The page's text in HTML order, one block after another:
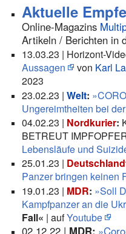
Aktuelle
Online-Magazins
Artikeln / Berichten in
13.03.23 | Horizont-
Aussagen
von Karl
2023
23.02.23 |Welt:
Ungereimtheiten bei
04.02.23 | Nordkurier:
BETREUT
Lebensläufe und
25.01.23 |
Panzer bringen keinen
19.01.23 | MDR: »Soll
Kampfpanzer an die
Fall« | aufYoutube
02.12.22 | MDR: